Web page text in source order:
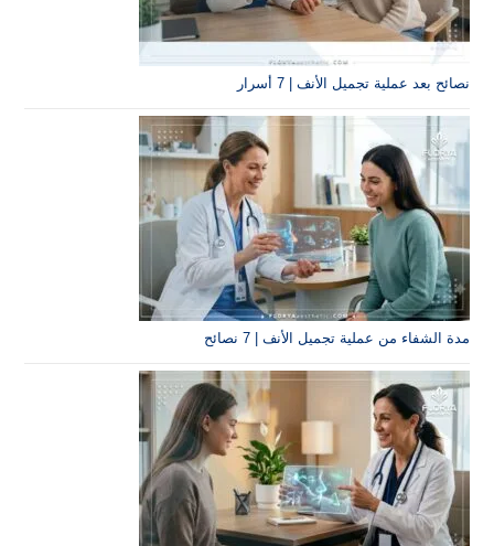
الأنف | 7 أسرار
تجميل الأنف | 7 نصائح